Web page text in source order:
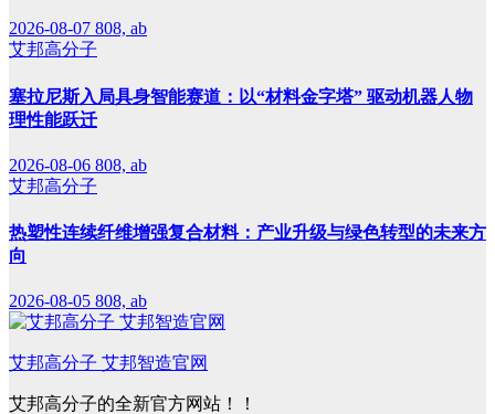
2026-08-07 808, ab
艾邦高分子
塞拉尼斯入局具身智能赛道：以“材料金字塔” 驱动机器人物
理性能跃迁
2026-08-06 808, ab
艾邦高分子
热塑性连续纤维增强复合材料：产业升级与绿色转型的未来方
向
2026-08-05 808, ab
艾邦高分子 艾邦智造官网
艾邦高分子的全新官方网站！！